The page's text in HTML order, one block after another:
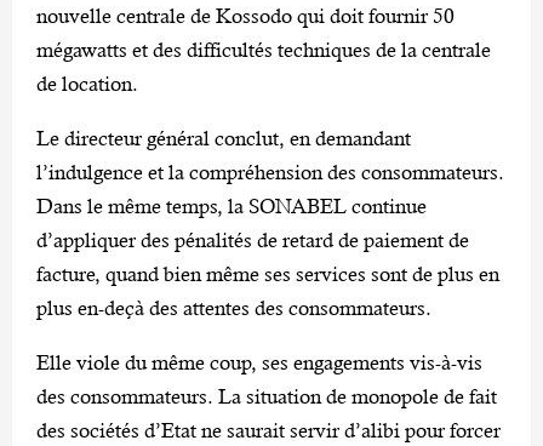
nouvelle centrale de Kossodo qui doit fournir 50
mégawatts et des difficultés techniques de la centrale
de location.
Le directeur général conclut, en demandant
l’indulgence et la compréhension des consommateurs.
Dans le même temps, la SONABEL continue
d’appliquer des pénalités de retard de paiement de
facture, quand bien même ses services sont de plus en
plus en-deçà des attentes des consommateurs.
Elle viole du même coup, ses engagements vis-à-vis
des consommateurs. La situation de monopole de fait
des sociétés d’Etat ne saurait servir d’alibi pour forcer